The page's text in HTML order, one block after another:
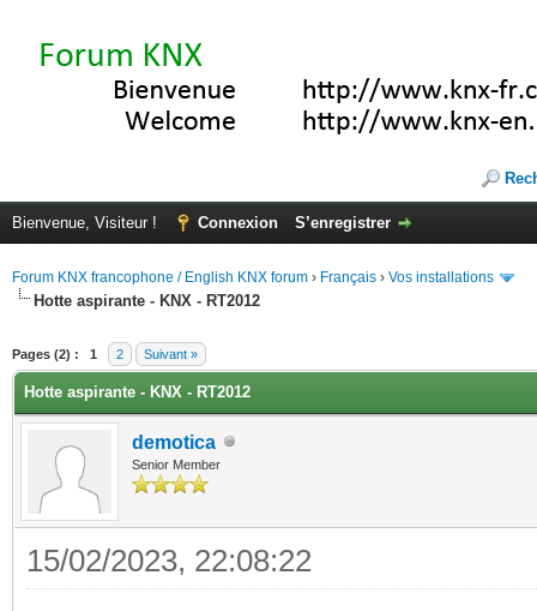
Bienvenue, Visiteur ! Connexion S’enregistrer
Forum KNX francophone / English KNX forum › Français › Vos installations
Hotte aspirante - KNX - RT2012
Pages (2) : 1 2 Suivant »
Hotte aspirante - KNX - RT2012
demotica
Senior Member
15/02/2023, 22:08:22